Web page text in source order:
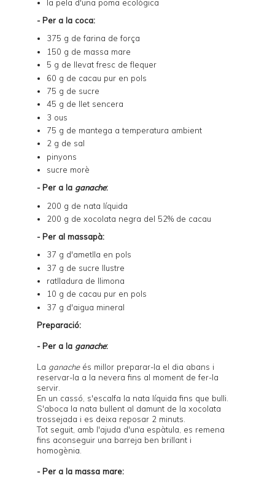
la pela d'una poma ecològica
- Per a la coca:
375 g de farina de força
150 g de massa mare
5 g de llevat fresc de flequer
60 g de cacau pur en pols
75 g de sucre
45 g de llet sencera
3 ous
75 g de mantega a temperatura ambient
2 g de sal
pinyons
sucre morè
- Per a la ganache:
200 g de nata líquida
200 g de xocolata negra del 52% de cacau
- Per al massapà:
37 g d'ametlla en pols
37 g de sucre llustre
ratlladura de llimona
10 g de cacau pur en pols
37 g d'aigua mineral
Preparació:
- Per a la ganache:
La ganacheés millor preparar-la el dia abans i
reservar-la a la nevera fins al moment de fer-la
servir.
En un cassó, s'escalfa la nata líquida fins que bulli.
S'aboca la nata bullent al damunt de la xocolata
trossejada i es deixa reposar 2 minuts.
Tot seguit, amb l'ajuda d'una espàtula, es remena
fins aconseguir una barreja ben brillant i
homogènia.
- Per a la massa mare: